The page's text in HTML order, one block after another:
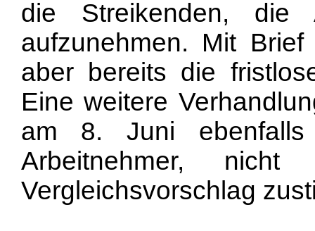
die Streikenden,
aufzunehmen. Mit
aber bereits die
Eine weitere
am 8. Juni
Arbeitnehmer,
Vergleichsvorschlag